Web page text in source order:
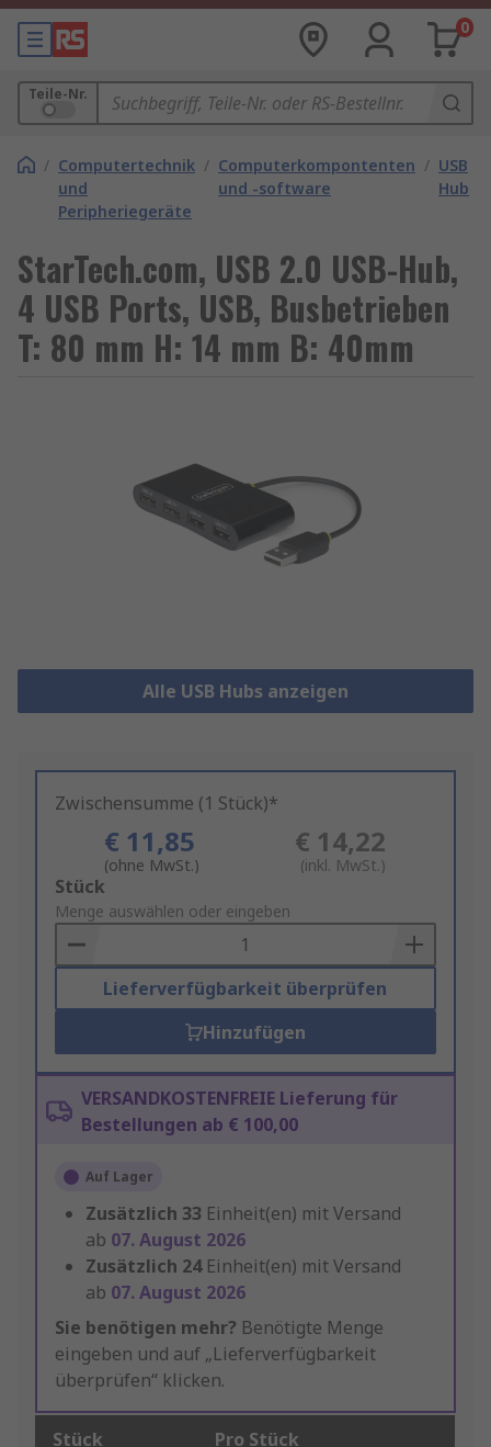
0
Teile-Nr.
/ Computertechnik
und
Peripheriegeräte
/ Computerkompontenten
und -software
/ USB
Hubs
StarTech.com, USB 2.0 USB-Hub,
4 USB Ports, USB, Busbetrieben
T: 80 mm H: 14 mm B: 40mm
Alle USB Hubs anzeigen
Zwischensumme (1 Stück)*
€ 11,85
(ohne MwSt.)
€ 14,22
(inkl. MwSt.)
Add
to
Basket
Stück
Menge auswählen oder eingeben
Lieferverfügbarkeit überprüfen
Hinzufügen
VERSANDKOSTENFREIE Lieferung für
Bestellungen ab € 100,00
Auf Lager
Zusätzlich 33 Einheit(en) mit Versand
ab 07. August 2026
Zusätzlich 24 Einheit(en) mit Versand
ab 07. August 2026
Sie benötigen mehr? Benötigte Menge
eingeben und auf „Lieferverfügbarkeit
überprüfen“ klicken.
Stück Pro Stück